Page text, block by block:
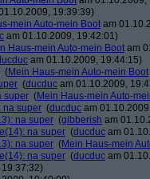
19:39:39)
mein Auto-mein Boot am
am 01.10.2009, 19:42:01)
Haus-mein Auto-mein Boot am
am 01.10.2009, 19:44:15)
(Mein Haus-mein Auto-mein Boot
(ducduc am 01.10.2009,
super (Mein Haus-mein Auto-
na super (ducduc am
na super (gibberish am
na super (ducduc am
na super (Mein Haus-mein
na super (ducduc am